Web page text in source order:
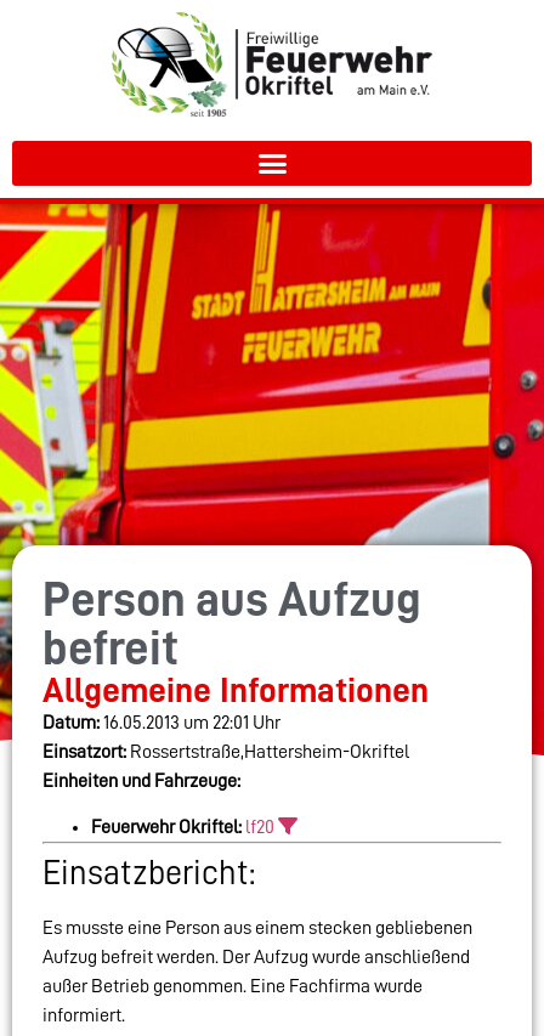
Person aus Aufzug
befreit
Allgemeine Informationen
Datum:16.05.2013 um 22:01 Uhr
Einsatzort: Rossertstraße,Hattersheim-Okriftel
Einheiten und Fahrzeuge:
Feuerwehr Okriftel: lf20
Einsatzbericht:
Es musste eine Person aus einem stecken gebliebenen
Aufzug befreit werden. Der Aufzug wurde anschließend
außer Betrieb genommen. Eine Fachfirma wurde
informiert.